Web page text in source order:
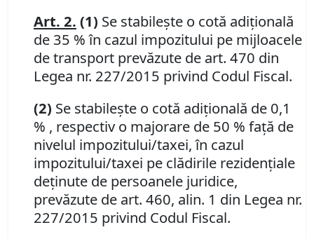
Art. 2. (1) Se stabileşte o cotă adiţională
de 35 % în cazul impozitului pe mijloacele
de transport prevăzute de art. 470 din
Legea nr. 227/2015 privind Codul Fiscal.
(2) Se stabileşte o cotă adiţională de 0,1
% , respectiv o majorare de 50 % faţă de
nivelul impozitului/taxei, în cazul
impozitului/taxei pe clădirile rezidenţiale
deţinute de persoanele juridice,
prevăzute de art. 460, alin. 1 din Legea nr.
227/2015 privind Codul Fiscal.